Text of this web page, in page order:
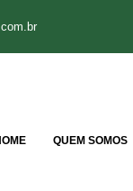
QUEM SOMOS